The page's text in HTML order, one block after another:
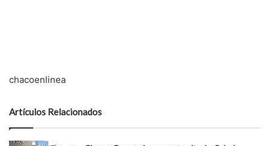
chacoenlinea
Artículos Relacionados